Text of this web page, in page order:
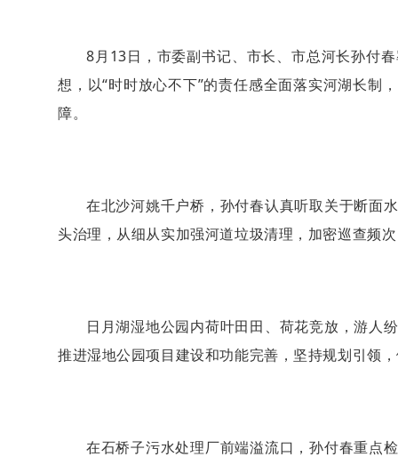
8月13日，市委副书记、市长、市总河长孙付
想，以“时时放心不下”的责任感全面落实河湖长制
障。
在北沙河姚千户桥，孙付春认真听取关于断面
头治理，从细从实加强河道垃圾清理，加密巡查频
日月湖湿地公园内荷叶田田、荷花竞放，游人
推进湿地公园项目建设和功能完善，坚持规划引领
在石桥子污水处理厂前端溢流口，孙付春重点